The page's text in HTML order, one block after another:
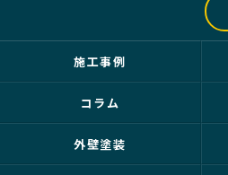
施工事例
コラム
外壁塗装